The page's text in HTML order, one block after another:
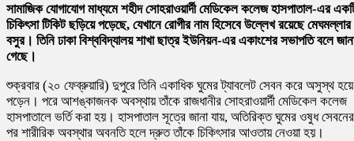
সামাজিক যোগাযোগ মাধ্যমেশহীদ সোহরাওয়ার্দী মেডিকেল কলেজ হাসপাতাল-এর
চিকিৎসা টিকিট ছড়িয়ে পড়েছে, যেখানে রোগীর নাম হিসেবে উল্লেখ রয়েছে মেঘমল্লার
বসুর। তিনিঢাকা বিশ্ববিদ্যালয় শাখা ছাত্র ইউনিয়ন-এর একাংশের সভাপতি বলে
গেছে।
শুক্রবার (২০ ফেব্রুয়ারি) দুপুরে তিনি একাধিক ঘুমের ট্যাবলেট সেবন করে অসুস্থ হয়ে
পড়েন। পরে আশঙ্কাজনক অবস্থায় তাঁকে রাজধানীর সোহরাওয়ার্দী মেডিকেল কলেজ
হাসপাতালে ভর্তি করা হয়। হাসপাতাল সূত্রে জানা যায়, অতিরিক্ত ঘুমের ওষুধ সেবনের
পর শারীরিক অবস্থার অবনতি হলে দ্রুত তাঁকে চিকিৎসার আওতায় নেওয়া হয়।